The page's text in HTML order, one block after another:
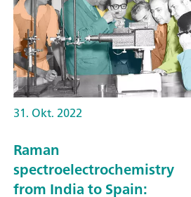
31. Okt. 2022
Raman
spectroelectrochemistry
from India to Spain: